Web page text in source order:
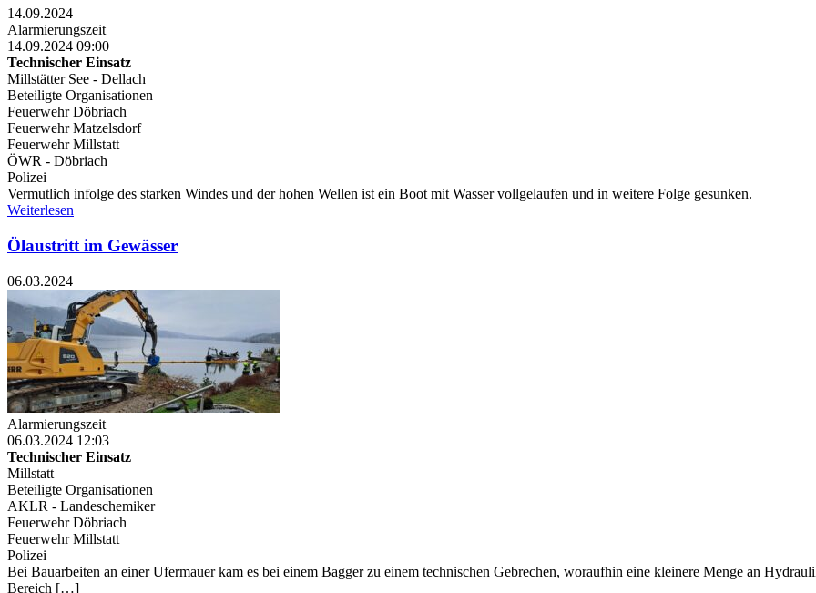
14.09.2024
Alarmierungszeit
14.09.2024 09:00
Technischer Einsatz
Millstätter See - Dellach
Beteiligte Organisationen
Feuerwehr Döbriach
Feuerwehr Matzelsdorf
Feuerwehr Millstatt
ÖWR - Döbriach
Polizei
Vermutlich infolge des starken Windes und der hohen Wellen ist ein Boot mit Wasser vollgelaufen und in weitere Folge gesunken.
Weiterlesen
Ölaustritt im Gewässer
06.03.2024
Alarmierungszeit
06.03.2024 12:03
Technischer Einsatz
Millstatt
Beteiligte Organisationen
AKLR - Landeschemiker
Feuerwehr Döbriach
Feuerwehr Millstatt
Polizei
Bei Bauarbeiten an einer Ufermauer kam es bei einem Bagger zu einem technischen Gebrechen, woraufhin eine kleinere Menge an
Bereich […]